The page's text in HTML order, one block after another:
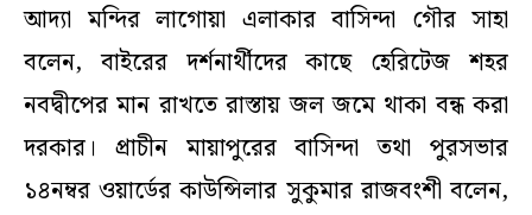
আদ্যা মন্দির লাগোয়া এলাকার বাসিন্দা গৌর সাহা
বলেন, বাইরের দর্শনার্থীদের কাছে হেরিটেজ শহর
নবদ্বীপের মান রাখতে রাস্তায় জল জমে থাকা বন্ধ করা
দরকার। প্রাচীন মায়াপুরের বাসিন্দা তথা পুরসভার
১৪নম্বর ওয়ার্ডের কাউন্সিলার সুকুমার রাজবংশী বলেন,